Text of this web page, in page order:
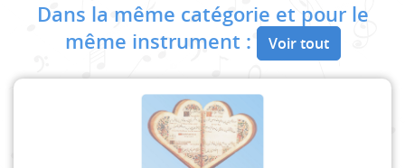
Dans la même catégorie et pour le
même instrument :
Voir tout